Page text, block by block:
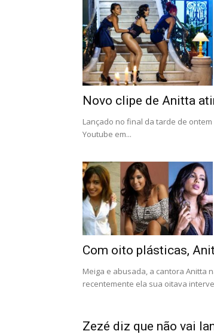
Novo clipe de Anitta
Lançado no final da tarde de
Youtube em...
Com oito plásticas,
Meiga e abusada, a cantora Anitta
recentemente ela sua oitava
Zezé diz que não vai